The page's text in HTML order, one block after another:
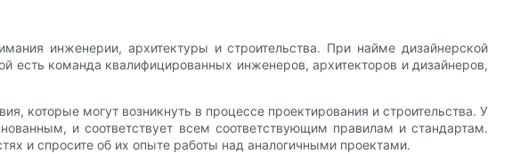
инженерии, архитектуры и строительства. При найме дизайнерской
есть команда квалифицированных инженеров, архитекторов и дизайнеров,
которые могут возникнуть в процессе проектирования и строительства. У
и соответствует всем соответствующим правилам и стандартам.
и спросите об их опыте работы над аналогичными проектами.